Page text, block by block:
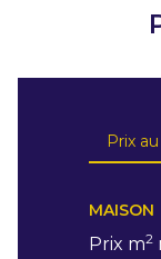
Prix
MAISON
Prix m2